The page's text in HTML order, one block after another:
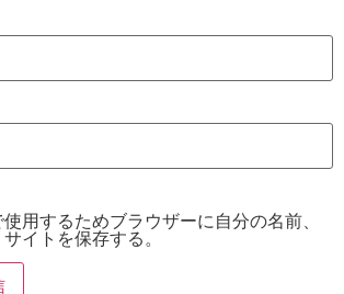
用するためブラウザーに自分の名前、
イトを保存する。